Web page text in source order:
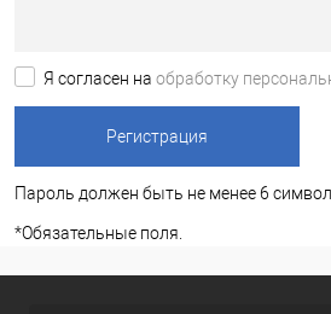
Я согласен на обработку
Пароль должен быть не менее 6
*Обязательные поля.